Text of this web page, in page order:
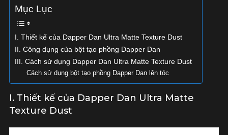
Mục Lục
I. Thiết kế của Dapper Dan Ultra Matte Texture Dust
II. Công dụng của bột tạo phồng Dapper Dan
III. Cách sử dụng Dapper Dan Ultra Matte Texture Dust
Cách sử dụng bột tạo phồng Dapper Dan lên tóc
I. Thiết kế của Dapper Dan Ultra Matte
Texture Dust